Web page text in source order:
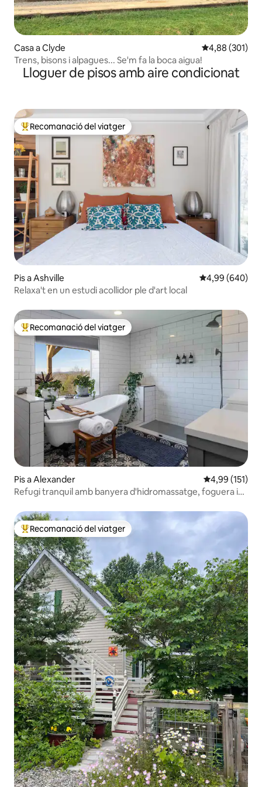
Casa a Clyde 4,88 de
4,88 (301)
Trens, bisons i alpagues... Se'm fa la boca aigua!
Lloguer de pisos amb aire condicionat
Principals recomanacions dels viatgers
Recomanació del viatger
Pis a Ashville 4,99 de
4,99 (640)
Relaxa't en un estudi acollidor ple d'art local
Principals recomanacions dels viatgers
Recomanació del viatger
Pis a Alexander 4,99 de
4,99 (151)
Refugi tranquil amb banyera d'hidromassatge, foguera i
Principals recomanacions dels viatgers
Recomanació del viatger